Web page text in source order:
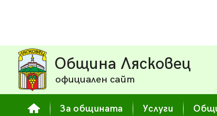
Община Лясковец
официален сайт
За общината Услуги